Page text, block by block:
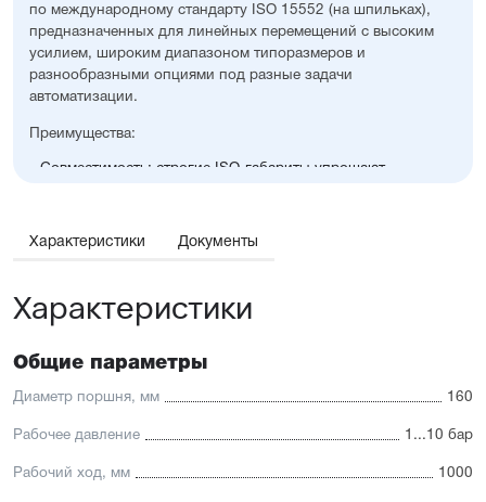
по международному стандарту ISO 15552 (на шпильках),
предназначенных для линейных перемещений с высоким
усилием, широким диапазоном типоразмеров и
разнообразными опциями под разные задачи
автоматизации.
Преимущества:
Совместимость: строгие ISO-габариты упрощают
условиях
Отличительные черты:
Высокое усилие при прямом и обратном ходе
Уплотнение — полиуретан (PU) с возможностью
замены на уплотнения с расширенным температурным
тяжелых условиях. А также дополнительное
частицы в полость цилиндра
Характеристики Документы
Характеристики
Общие параметры
Диаметр поршня, мм 160
Рабочее давление 1...10 бар
Рабочий ход, мм 1000